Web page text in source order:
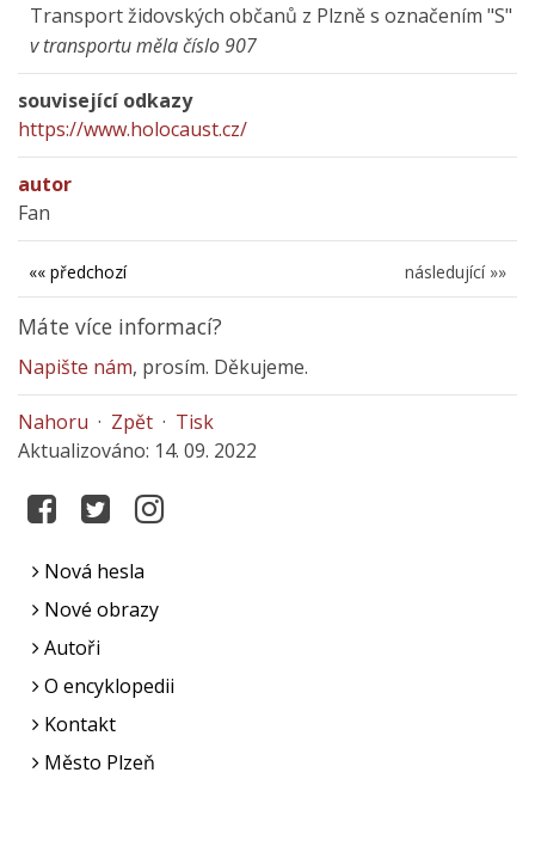
Transport židovských občanů z Plzně s označením "S"
v transportu měla číslo 907
související odkazy
https://www.holocaust.cz/
autor
Fan
následující »»
«« předchozí
Máte více informací?
Napište nám, prosím. Děkujeme.
Nahoru · Zpět · Tisk
Aktualizováno: 14. 09. 2022
Nová hesla
Nové obrazy
Autoři
O encyklopedii
Kontakt
Město Plzeň